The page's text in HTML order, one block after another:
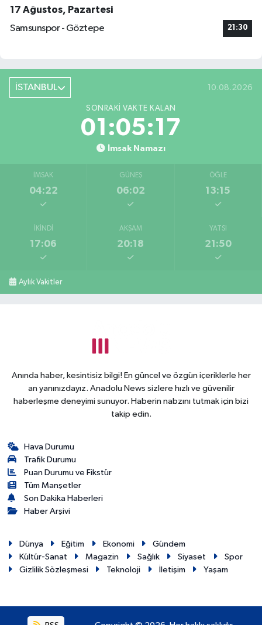
17 Ağustos, Pazartesi
Samsunspor - Göztepe
21:30
İSTANBUL 10.08.2026
SONRAKI VAKTE KALAN
01:05:16
İmsak Namazı
İMSAK
04:22
GÜNEŞ
06:02
ÖĞLE
13:15
İKINDI
17:06
AKŞAM
20:18
YATSI
21:50
Aylık Vakitler
Anında haber, kesintisiz bilgi! En güncel ve özgün içeriklerle her
an yanınızdayız. Anadolu News sizlere hızlı ve güvenilir
haberleşme deneyimi sunuyor. Haberin nabzını tutmak için bizi
takip edin.
Hava Durumu
Trafik Durumu
Puan Durumu ve Fikstür
Tüm Manşetler
Son Dakika Haberleri
Haber Arşivi
Dünya Eğitim Ekonomi
Gündem
Kültür-Sanat
Magazin Sağlık Siyaset
Spor
Gizlilik Sözleşmesi
Teknoloji İletişim Yaşam